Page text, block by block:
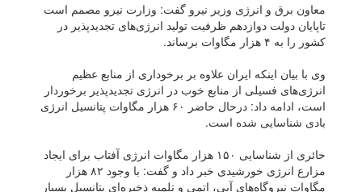
معاون برق و انرژی وزیر نیرو گفت: وزارت نیرو مصمم است
تاپایان دولت دوازدهم ظرفیت تولید انرژی‌های تجدیدپذیر در
کشور را به ۴ هزار مگاوات برساند.
وی با بیان اینکه ایران علاوه بر برخوداری از منابع عظیم
انرژی‌های فسیلی از منابع خوب در انرژی تجدیدپذیر برخوردار
است، ادامه داد: درحال حاضر ۶۰ هزار مگاوات پتانسیل انرژی
بادی شناسایی شده است.
حائری از شناسایی ۱۵۰ هزار مگاوات انرژی آفتاب برای ایجاد
مزارع انرژی خورشیدی خبر داد و گفت: با وجود ۸۲ هزار
مگاوات نیروگاه‌های آبی، اتمی و تلمبه ذخیره‌ای پتانسیل بسیار